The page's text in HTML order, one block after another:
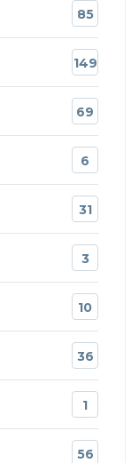
85
149
69
6
31
3
10
36
1
56